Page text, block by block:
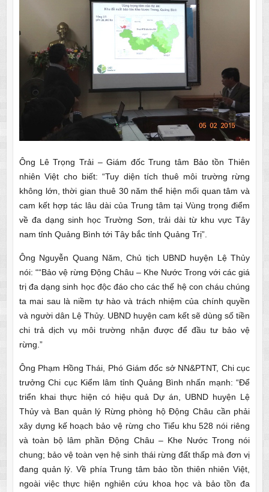
Ông Lê Trọng Trải – Giám đốc Trung tâm Bảo tồn Thiên
nhiên Việt cho biết: “Tuy diện tích thuê môi trường rừng
không lớn, thời gian thuê 30 năm thể hiện mối quan tâm và
cam kết hợp tác lâu dài của Trung tâm tại Vùng trọng điểm
về đa dạng sinh học Trường Sơn, trải dài từ khu vực Tây
nam tỉnh Quảng Bình tới Tây bắc tỉnh Quảng Trị”.
Ông Nguyễn Quang Năm, Chủ tịch UBND huyện Lệ Thủy
nói: ““Bảo vệ rừng Động Châu – Khe Nước Trong với các giá
trị đa dạng sinh học độc đáo cho các thế hệ con cháu chúng
ta mai sau là niềm tự hào và trách nhiệm của chính quyền
và người dân Lệ Thủy. UBND huyện cam kết sẽ dùng số tiền
chi trả dịch vụ môi trường nhận được để đầu tư bảo vệ
rừng.”
Ông Phạm Hồng Thái, Phó Giám đốc sở NN&PTNT, Chi cục
trưởng Chi cục Kiểm lâm tỉnh Quảng Bình nhấn mạnh: “Để
triển khai thực hiện có hiệu quả Dự án, UBND huyện Lệ
Thủy và Ban quản lý Rừng phòng hộ Động Châu cần phải
xây dựng kế hoạch bảo vệ rừng cho Tiểu khu 528 nói riêng
và toàn bộ lâm phần Động Châu – Khe Nước Trong nói
chung; bảo vệ toàn vẹn hệ sinh thái rừng đất thấp mà đơn vị
đang quản lý. Về phía Trung tâm bảo tồn thiên nhiên Việt,
ngoài việc thực hiện nghiên cứu khoa học và bảo tồn đa